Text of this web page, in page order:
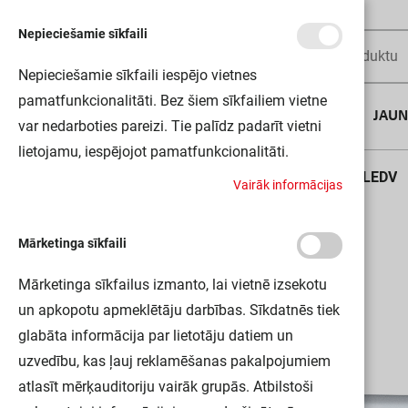
LINEARLED MOBILE USB 200 SI 6XBLI1 LEDV
Nepieciešamie sīkfaili
Nepieciešamie sīkfaili iespējo vietnes
pamatfunkcionalitāti. Bez šiem sīkfailiem vietne
var nedarboties pareizi. Tie palīdz padarīt vietni
lietojamu, iespējojot pamatfunkcionalitāti.
Vairāk informācijas
Mārketinga sīkfaili
Mārketinga sīkfailus izmanto, lai vietnē izsekotu
un apkopotu apmeklētāju darbības. Sīkdatnēs tiek
glabāta informācija par lietotāju datiem un
uzvedību, kas ļauj reklamēšanas pakalpojumiem
atlasīt mērķauditoriju vairāk grupās. Atbilstoši